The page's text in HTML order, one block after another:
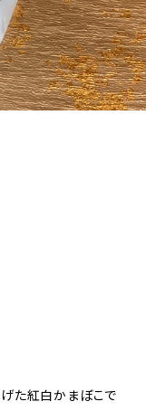
げた紅白かまぼこで